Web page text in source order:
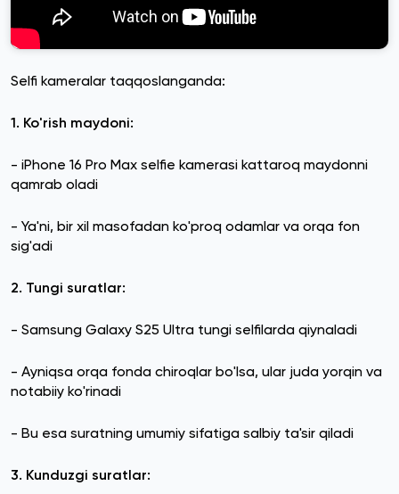
Selfi kameralar taqqoslanganda:
1. Ko'rish maydoni:
- iPhone 16 Pro Max selfie kamerasi kattaroq maydonni
qamrab oladi
- Ya'ni, bir xil masofadan ko'proq odamlar va orqa fon
sig'adi
2. Tungi suratlar:
- Samsung Galaxy S25 Ultra tungi selfilarda qiynaladi
- Ayniqsa orqa fonda chiroqlar bo'lsa, ular juda yorqin va
notabiiy ko'rinadi
- Bu esa suratning umumiy sifatiga salbiy ta'sir qiladi
3. Kunduzgi suratlar: